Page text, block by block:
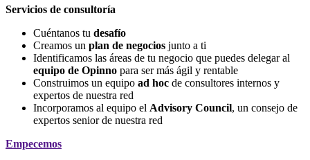
Servicios de consultoría
Cuéntanos tu desafío
Creamos un plan de negocios junto a ti
Identificamos las áreas de tu negocio que puedes delegar al
equipo de Opinno para ser más ágil y rentable
Construimos un equipo ad hoc de consultores internos y
expertos de nuestra red
Incorporamos al equipo el Advisory Council, un consejo de
expertos senior de nuestra red
Empecemos